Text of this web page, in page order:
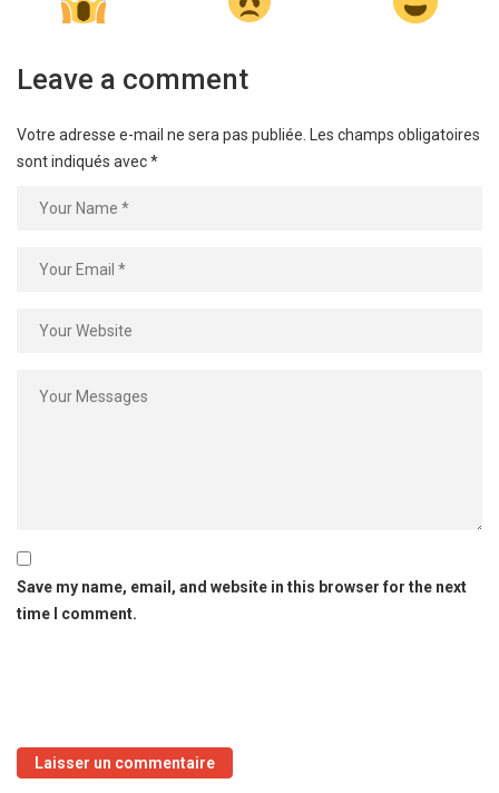
Leave a comment
Votre adresse e-mail ne sera pas publiée. Les champs obligatoires
sont indiqués avec*
Save my name, email, and website in this browser for the next
time I comment.